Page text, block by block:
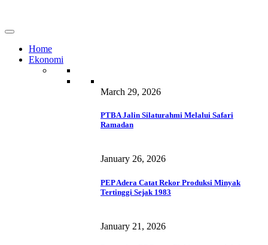
Home
Ekonomi
March 29, 2026
PTBA Jalin Silaturahmi Melalui Safari
Ramadan
January 26, 2026
PEP Adera Catat Rekor Produksi Minyak
Tertinggi Sejak 1983
January 21, 2026